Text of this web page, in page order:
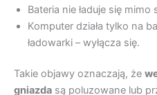
Bateria nie ładuje się
Komputer działa tylko na
ładowarki – wyłącza się.
Takie objawy oznaczają, że
gniazda są poluzowane lub